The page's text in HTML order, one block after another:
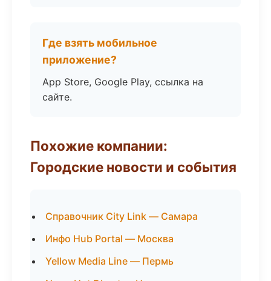
Где взять мобильное
приложение?
App Store, Google Play, ссылка на
сайте.
Похожие компании:
Городские новости и события
Справочник City Link — Самара
Инфо Hub Portal — Москва
Yellow Media Line — Пермь